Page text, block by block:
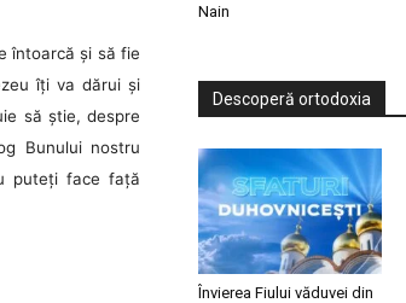
întoarcă și să fie
îți va dărui și
să știe, despre
Bunului nostru
puteți face față
Nain
Descoperă ortodoxia
Învierea Fiului văduvei din